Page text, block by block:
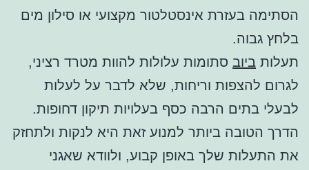
הסתימה בעזרת אינסטלטור מקצועי או סילון מים
בלחץ גבוה.
תעלות ביוב סתומות עלולות להוות מטרד רציני,
לגרום להצפות וריחות, שלא לדבר על לעלות
לבעלי בתים הרבה כסף בעלויות תיקון דחופות.
הדרך הטובה ביותר למנוע זאת היא לנקות ולתחזק
את התעלות שלך באופן קבוע, ולוודא שאגני